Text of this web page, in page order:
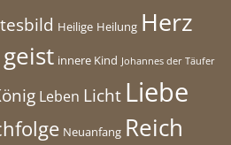
Heilige Heilung Herz
innere Kind Johannes der Täufer
Leben Licht Liebe
Neuanfang Reich